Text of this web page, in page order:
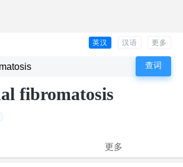
英汉 汉语 更多
fibromatosis
更多